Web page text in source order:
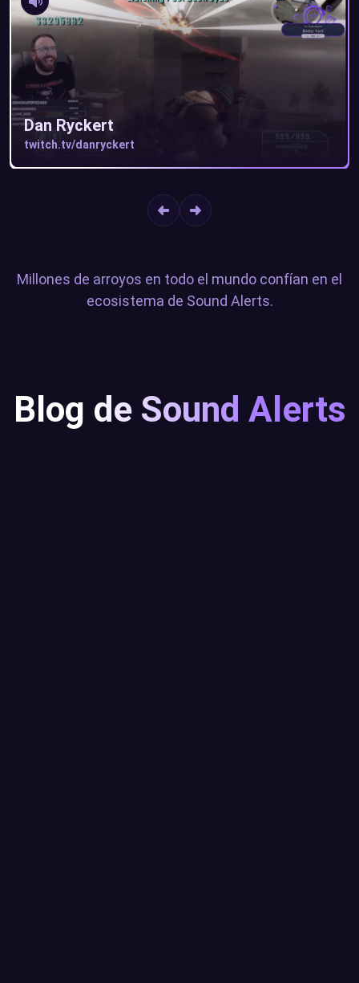
Dan Ryckert
twitch.tv/danryckert
Millones de arroyos en todo el mundo confían en el
ecosistema de Sound Alerts.
Blog de Sound Alerts